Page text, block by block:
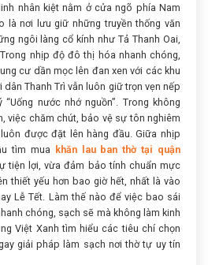
nhân kiệt nằm ở cửa ngõ phía Nam
là nơi lưu giữ những truyền thống văn
ngôi làng cổ kính như Tả Thanh Oai,
nhịp độ đô thị hóa nhanh chóng,
cư dần mọc lên đan xen với các khu
Thanh Trì vẫn luôn giữ trọn vẹn nếp
nước nhớ nguồn”. Trong không
việc chăm chút, bảo vệ sự tôn nghiêm
được đặt lên hàng đầu. Giữa nhịp
tìm mua khăn lau ban thờ tại quận
tiện lợi, vừa đảm bảo tính chuẩn mực
thiết yếu hơn bao giờ hết, nhất là vào
Lễ Tết. Làm thế nào để việc bao sái
chóng, sạch sẽ mà không làm kinh
Việt Xanh tìm hiểu các tiêu chí chọn
giải pháp làm sạch nơi thờ tự uy tín